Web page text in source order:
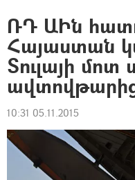
ՌԴ ԱԻն
Հայաստան
Տուլայի մոտ
10:31 05.11.2015